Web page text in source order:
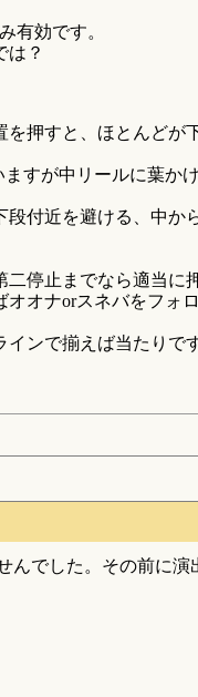
有効です。
は？
押すと、ほとんどが
すが中リールに葉か
付近を避ける、中か
停止までなら適当に
オナorスネバをフォ
ンで揃えば当たりです
でした。その前に演